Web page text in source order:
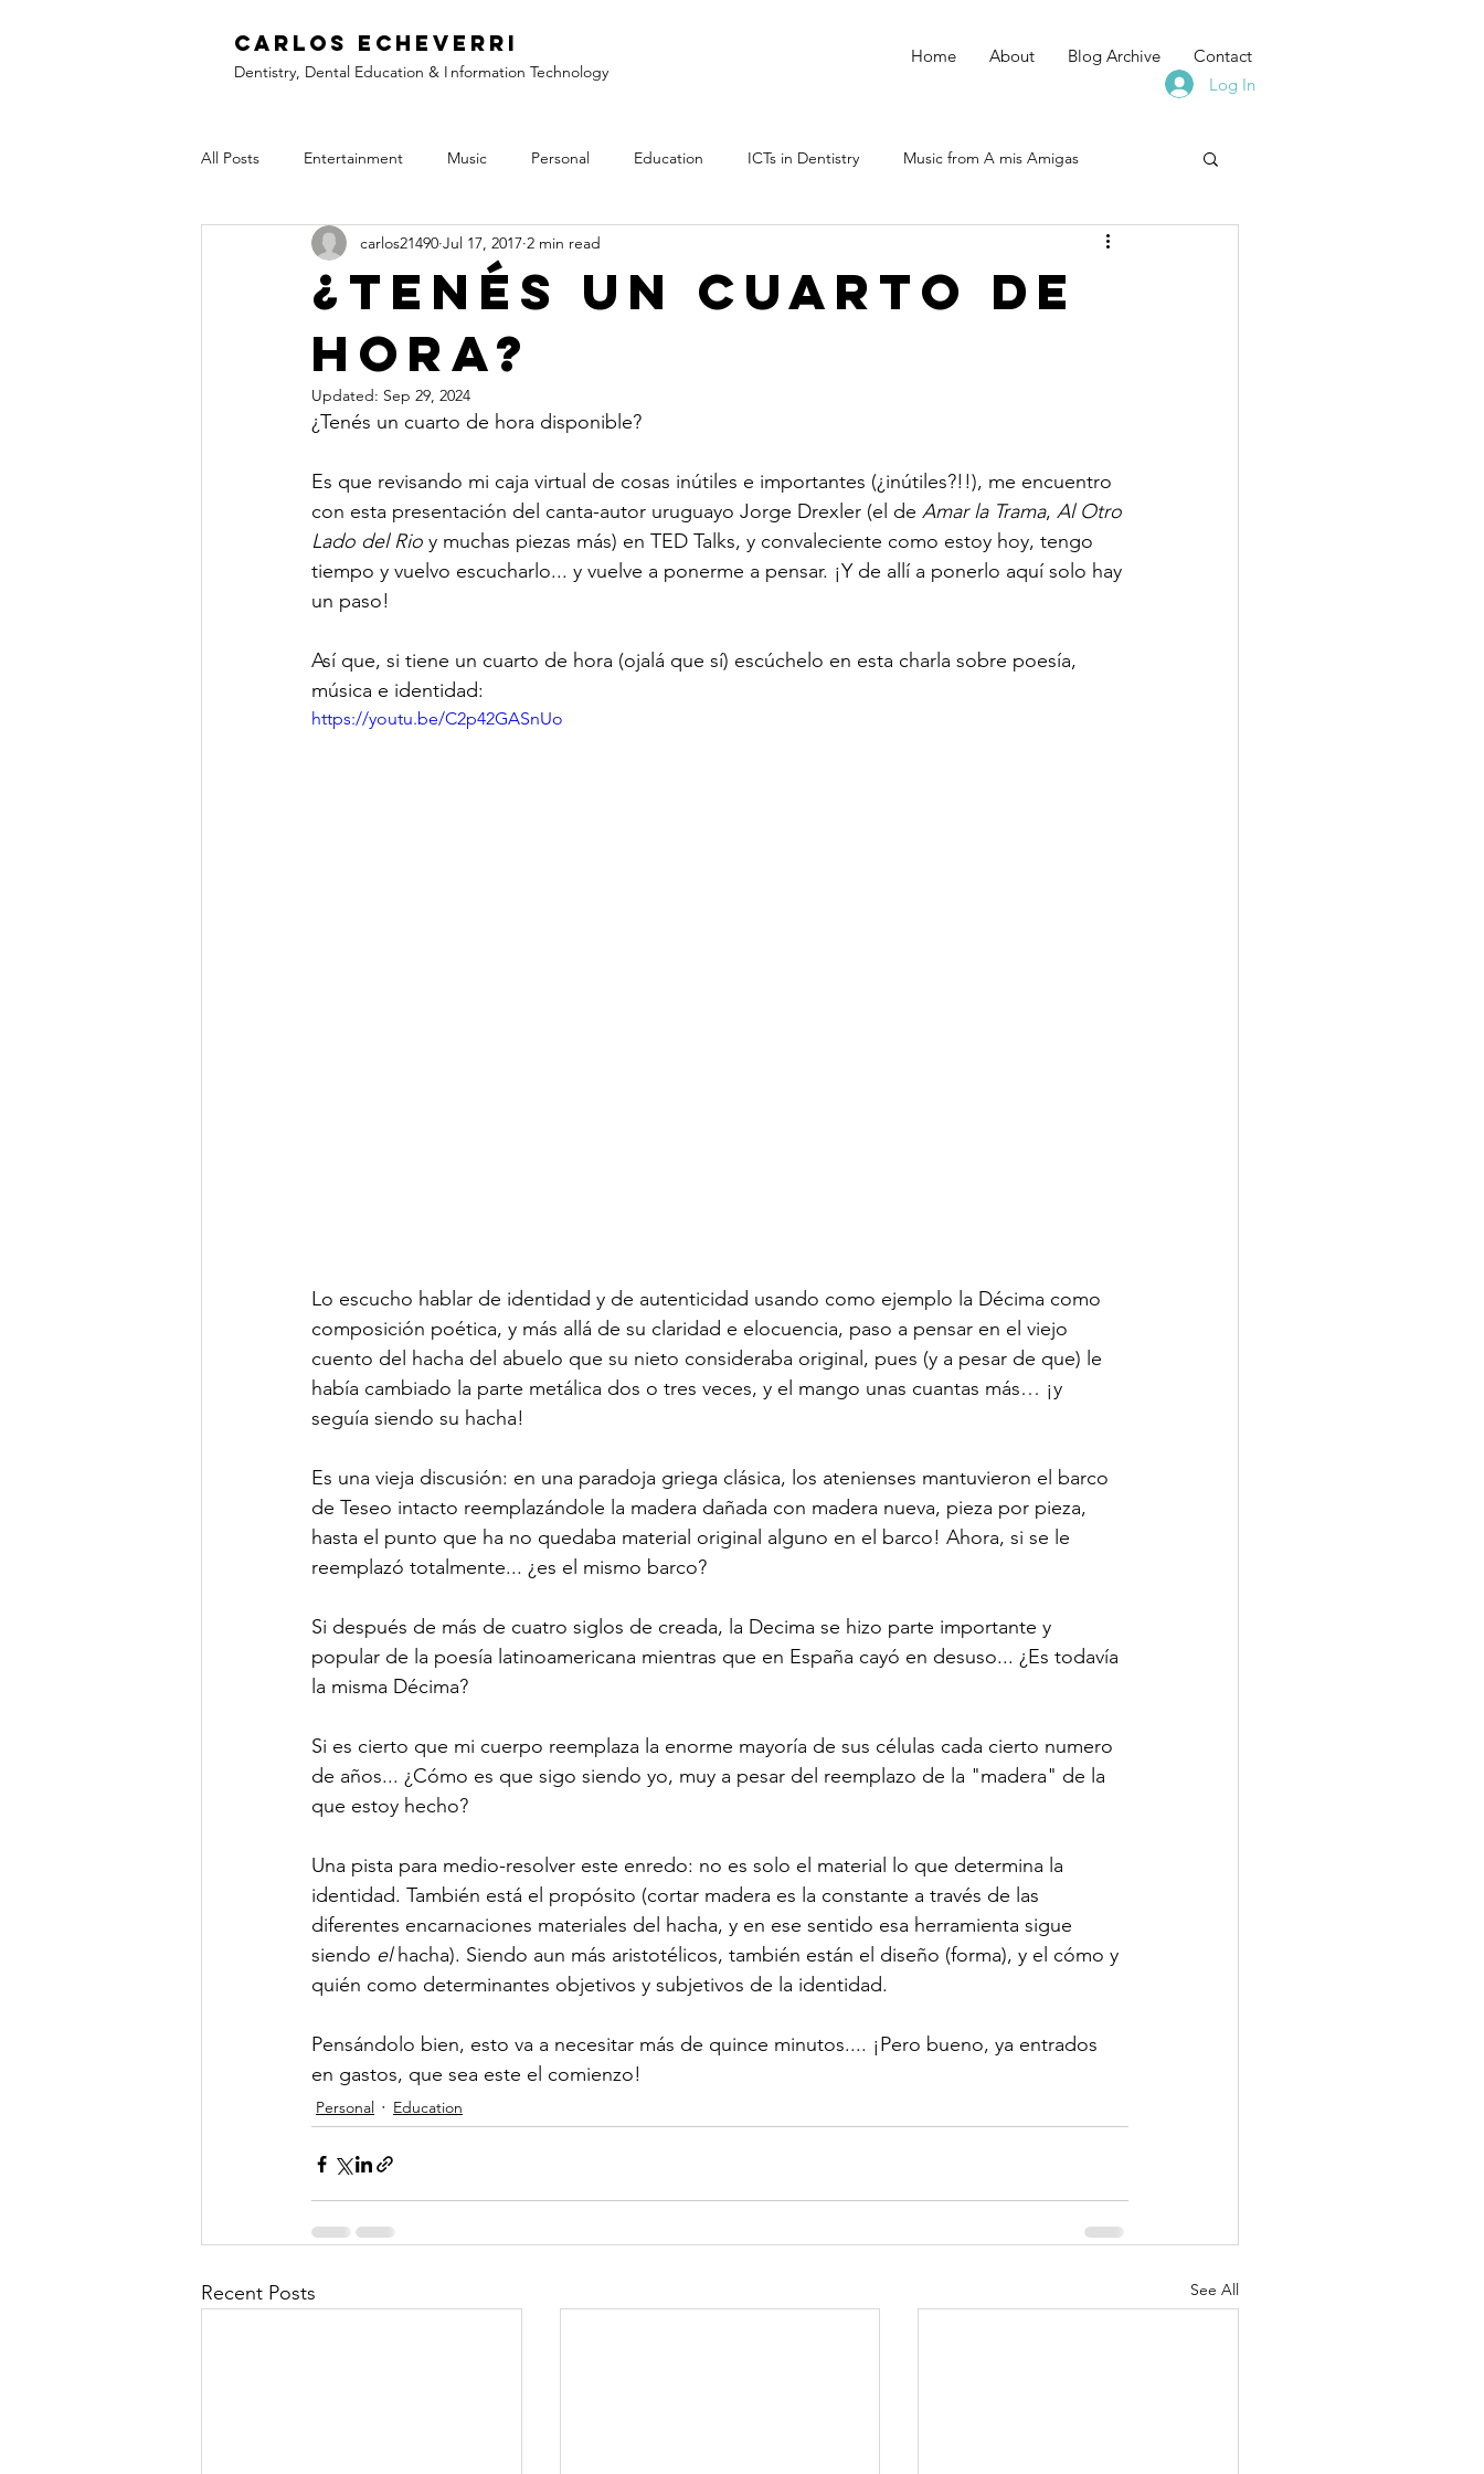
Carlos Echeverri
Dentistry, Dental Education & I nformation Technology
Home About Blog Archive
Contact
Log In
All Posts Entertainment Music Personal Education ICTs in Dentistry Music from A mis Amigas
¿Tenés un cuarto de
hora?
carlos21490 Jul 17, 2017 2 min read
Updated: Sep 29, 2024
¿Tenés un cuarto de hora disponible?
Es que revisando mi caja virtual de cosas inútiles e importantes (¿inútiles?!!), me encuentro
con esta presentación del canta-autor uruguayo Jorge Drexler (el de Amar la Trama, Al Otro
Lado del Rio y muchas piezas más) en TED Talks, y convaleciente como estoy hoy, tengo
tiempo y vuelvo escucharlo... y vuelve a ponerme a pensar. ¡Y de allí a ponerlo aquí solo hay
un paso!
Así que, si tiene un cuarto de hora (ojalá que sí) escúchelo en esta charla sobre poesía,
música e identidad:
https://youtu.be/C2p42GASnUo
Lo escucho hablar de identidad y de autenticidad usando como ejemplo la Décima como
composición poética, y más allá de su claridad e elocuencia, paso a pensar en el viejo
cuento del hacha del abuelo que su nieto consideraba original, pues (y a pesar de que) le
había cambiado la parte metálica dos o tres veces, y el mango unas cuantas más… ¡y
seguía siendo su hacha!
Es una vieja discusión: en una paradoja griega clásica, los atenienses mantuvieron el barco
de Teseo intacto reemplazándole la madera dañada con madera nueva, pieza por pieza,
hasta el punto que ha no quedaba material original alguno en el barco! Ahora, si se le
reemplazó totalmente... ¿es el mismo barco?
Si después de más de cuatro siglos de creada, la Decima se hizo parte importante y
popular de la poesía latinoamericana mientras que en España cayó en desuso... ¿Es todavía
la misma Décima?
Si es cierto que mi cuerpo reemplaza la enorme mayoría de sus células cada cierto numero
de años... ¿Cómo es que sigo siendo yo, muy a pesar del reemplazo de la "madera" de la
que estoy hecho?
Una pista para medio-resolver este enredo: no es solo el material lo que determina la
identidad. También está el propósito (cortar madera es la constante a través de las
diferentes encarnaciones materiales del hacha, y en ese sentido esa herramienta sigue
siendo el hacha). Siendo aun más aristotélicos, también están el diseño (forma), y el cómo y
quién como determinantes objetivos y subjetivos de la identidad.
Pensándolo bien, esto va a necesitar más de quince minutos.... ¡Pero bueno, ya entrados
en gastos, que sea este el comienzo!
Personal Education
Recent Posts See All